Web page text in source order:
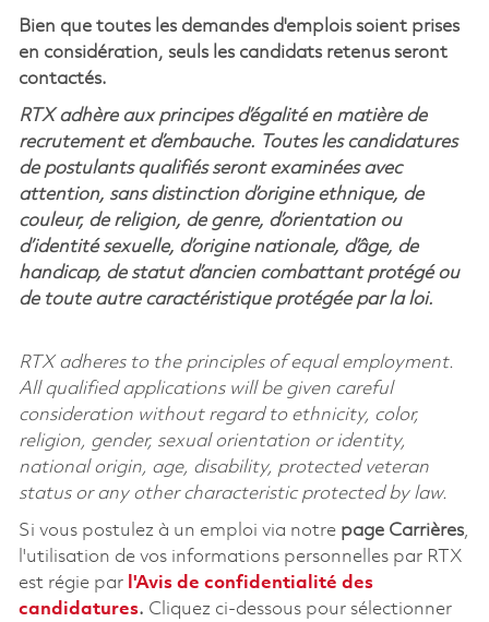
Bien que toutes les demandes d'emplois soient prises
en considération, seuls les candidats retenus seront
contactés.
RTX adhère aux principes d’égalité en matière de
recrutement et d’embauche. Toutes les candidatures
de postulants qualifiés seront examinées avec
attention, sans distinction d’origine ethnique, de
couleur, de religion, de genre, d’orientation ou
d’identité sexuelle, d’origine nationale, d’âge, de
handicap, de statut d’ancien combattant protégé ou
de toute autre caractéristique protégée par la loi.
RTX adheres to the principles of equal employment.
All qualified applications will be given careful
consideration without regard to ethnicity, color,
religion, gender, sexual orientation or identity,
national origin, age, disability, protected veteran
status or any other characteristic protected by law.
Si vous postulez à un emploi via notre page Carrières,
l'utilisation de vos informations personnelles par RTX
est régie par l'Avis de confidentialité des
candidatures. Cliquez ci-dessous pour sélectionner